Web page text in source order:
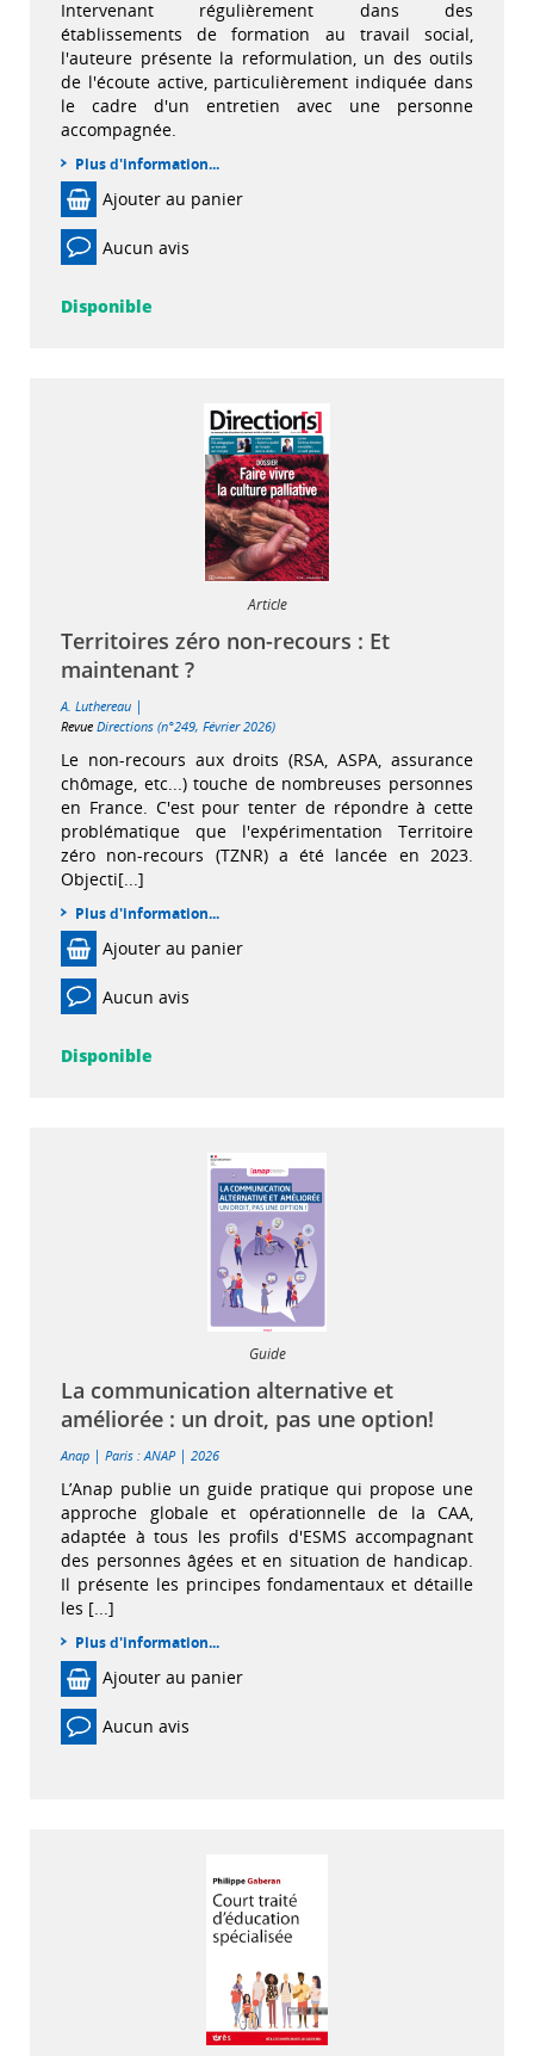
Intervenant régulièrement dans des
établissements de formation au travail social,
l'auteure présente la reformulation, un des outils
de l'écoute active, particulièrement indiquée dans
le cadre d'un entretien avec une personne
accompagnée.
Plus d'information...
Ajouter au panier
Aucun avis
Disponible
Article
Territoires zéro non-recours : Et
maintenant ?
A. Luthereau |
Revue Directions (n°249, Février 2026)
Le non-recours aux droits (RSA, ASPA, assurance
chômage, etc...) touche de nombreuses personnes
en France. C'est pour tenter de répondre à cette
problématique que l'expérimentation Territoire
zéro non-recours (TZNR) a été lancée en 2023.
Objecti[...]
Plus d'information...
Ajouter au panier
Aucun avis
Disponible
Guide
La communication alternative et
améliorée : un droit, pas une option!
Anap | Paris : ANAP| 2026
L’Anap publie un guide pratique qui propose une
approche globale et opérationnelle de la CAA,
adaptée à tous les profils d'ESMS accompagnant
des personnes âgées et en situation de handicap.
Il présente les principes fondamentaux et détaille
les [...]
Plus d'information...
Ajouter au panier
Aucun avis